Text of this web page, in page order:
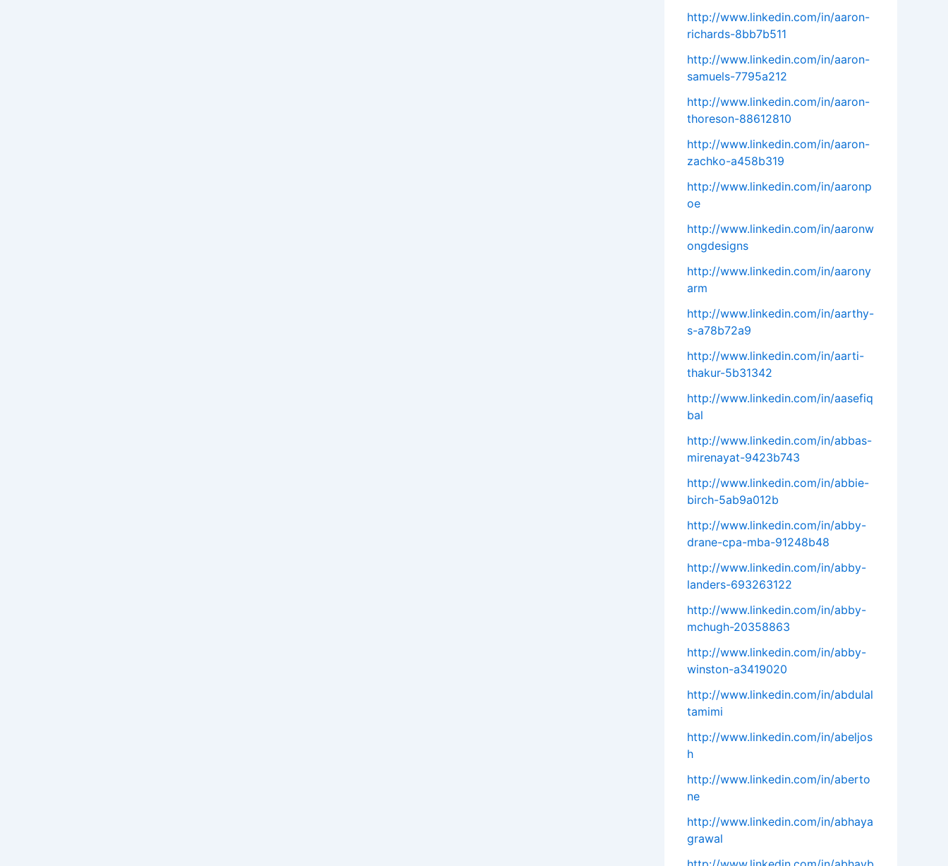
http://www.linkedin.com/in/aaron-
richards-8bb7b511
http://www.linkedin.com/in/aaron-
samuels-7795a212
http://www.linkedin.com/in/aaron-
thoreson-88612810
http://www.linkedin.com/in/aaron-
zachko-a458b319
http://www.linkedin.com/in/aaronp
oe
http://www.linkedin.com/in/aaronw
ongdesigns
http://www.linkedin.com/in/aarony
arm
http://www.linkedin.com/in/aarthy-
s-a78b72a9
http://www.linkedin.com/in/aarti-
thakur-5b31342
http://www.linkedin.com/in/aasefiq
bal
http://www.linkedin.com/in/abbas-
mirenayat-9423b743
http://www.linkedin.com/in/abbie-
birch-5ab9a012b
http://www.linkedin.com/in/abby-
drane-cpa-mba-91248b48
http://www.linkedin.com/in/abby-
landers-693263122
http://www.linkedin.com/in/abby-
mchugh-20358863
http://www.linkedin.com/in/abby-
winston-a3419020
http://www.linkedin.com/in/abdulal
tamimi
http://www.linkedin.com/in/abeljos
h
http://www.linkedin.com/in/aberto
ne
http://www.linkedin.com/in/abhaya
grawal